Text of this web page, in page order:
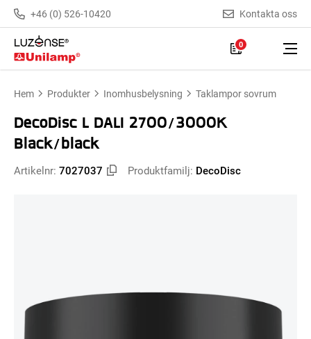
+46 (0) 526-10420 Kontakta oss
0
Hem Produkter Inomhusbelysning Taklampor sovrum
DecoDisc L DALI 2700/3000K
Black/black
Artikelnr: 7027037 Produktfamilj: DecoDisc